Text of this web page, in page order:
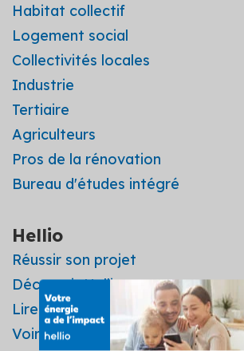
Habitat collectif
Logement social
Collectivités locales
Industrie
Tertiaire
Agriculteurs
Pros de la rénovation
Bureau d'études intégré
Hellio
Réussir son projet
Découvrir Hellio
Lire les avis
Voir les vidéos